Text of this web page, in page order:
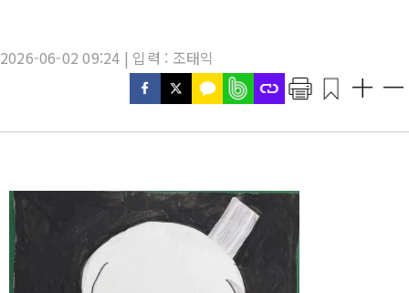
2026-06-02 09:24 | 입력 : 조태익